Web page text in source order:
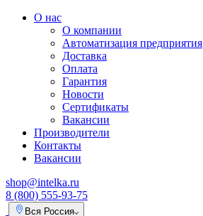
О нас
О компании
Автоматизация предприятия
Доставка
Оплата
Гарантия
Новости
Сертификаты
Вакансии
Производители
Контакты
Вакансии
shop@intelka.ru
8 (800) 555-93-75
Вся Россия